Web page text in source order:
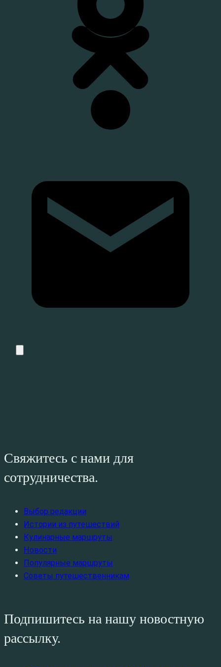
Свяжитесь с нами для
сотрудничества.
Выбор редакции
Истории из путешествий
Кулинарные маршруты
Новости
Популярные маршруты
Советы путешественникам
Подпишитесь на нашу новостную
рассылку.